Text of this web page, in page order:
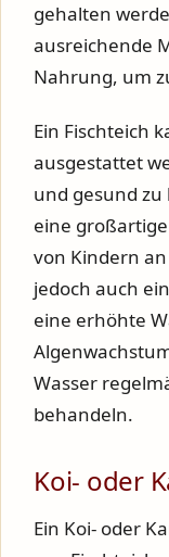
gehalten
ausreichende
Nahrung, um
Ein Fischteich
ausgestattet
und gesund zu
eine
von Kindern
jedoch auch
eine erhöhte
Wasser
behandeln.
Koi- oder
Ein Koi- oder